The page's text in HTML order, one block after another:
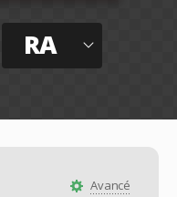
RA
Avancé